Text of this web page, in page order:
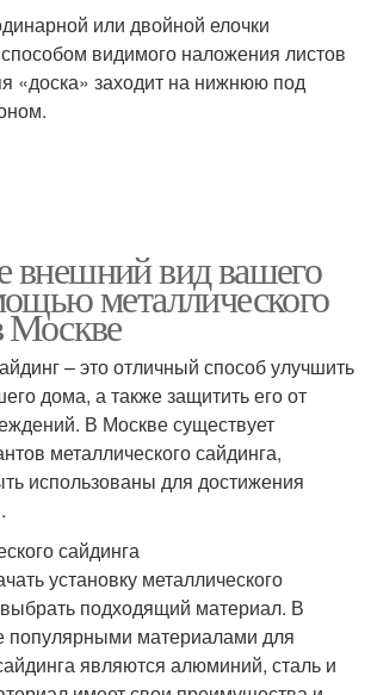
или двойной елочки
способом видимого наложения листов
«доска» заходит на нижнюю под
внешний вид вашего
металлического
Москве
– это отличный способ улучшить
дома, а также защитить его от
В Москве существует
металлического сайдинга,
использованы для достижения
сайдинга
установку металлического
подходящий материал. В
популярными материалами для
являются алюминий, сталь и